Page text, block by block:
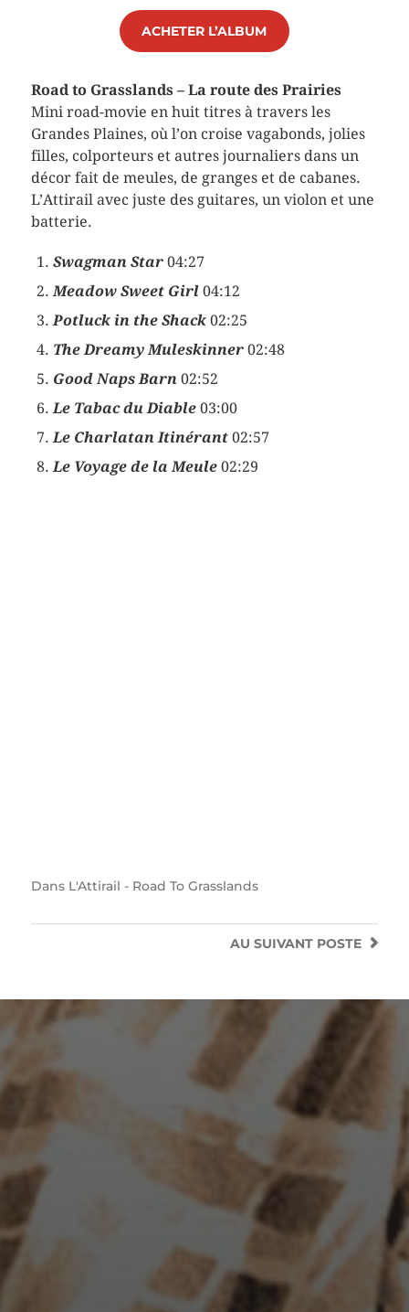
ACHETER L’ALBUM
Road to Grasslands – La route des Prairies
Mini road-movie en huit titres à travers les
Grandes Plaines, où l’on croise vagabonds, jolies
filles, colporteurs et autres journaliers dans un
décor fait de meules, de granges et de cabanes.
L’Attirail avec juste des guitares, un violon et une
batterie.
Swagman Star04:27
Meadow Sweet Girl 04:12
Potluck in the Shack02:25
The Dreamy Muleskinner02:48
Good Naps Barn02:52
Le Tabac du Diable03:00
Le Charlatan Itinérant02:57
Le Voyage de la Meule 02:29
Dans L'Attirail - Road To Grasslands
AU SUIVANT POSTE